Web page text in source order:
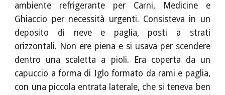
ambiente refrigerante per Carni, Medicine e
Ghiaccio per necessità urgenti. Consisteva in un
deposito di neve e paglia, posti a strati
orizzontali. Non ere piena e si usava per scendere
dentro una scaletta a pioli. Era coperta da un
capuccio a forma di Iglo formato da rami e paglia,
con una piccola entrata laterale, che si teneva ben